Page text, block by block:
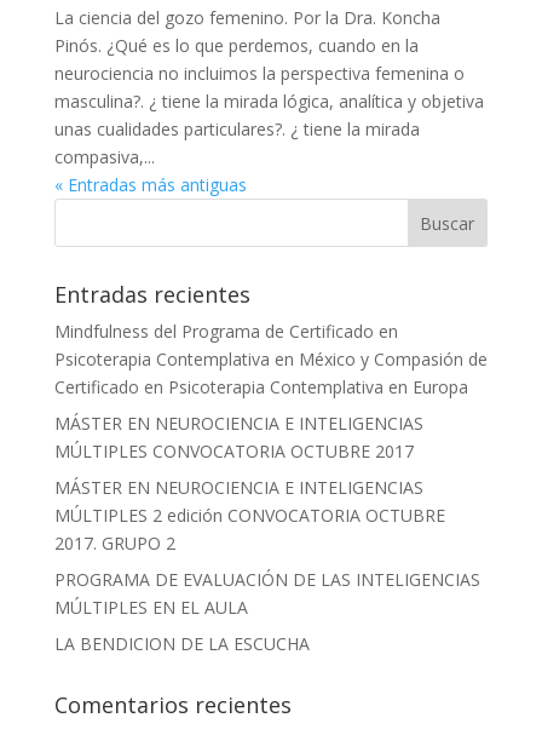
La ciencia del gozo femenino. Por la Dra. Koncha
Pinós. ¿Qué es lo que perdemos, cuando en la
neurociencia no incluimos la perspectiva femenina o
masculina?. ¿ tiene la mirada lógica, analítica y objetiva
unas cualidades particulares?. ¿ tiene la mirada
compasiva,...
« Entradas más antiguas
Entradas recientes
Mindfulness del Programa de Certificado en
Psicoterapia Contemplativa en México y Compasión de
Certificado en Psicoterapia Contemplativa en Europa
MÁSTER EN NEUROCIENCIA E INTELIGENCIAS
MÚLTIPLES CONVOCATORIA OCTUBRE 2017
MÁSTER EN NEUROCIENCIA E INTELIGENCIAS
MÚLTIPLES 2 edición CONVOCATORIA OCTUBRE
2017. GRUPO 2
PROGRAMA DE EVALUACIÓN DE LAS INTELIGENCIAS
MÚLTIPLES EN EL AULA
LA BENDICION DE LA ESCUCHA
Comentarios recientes